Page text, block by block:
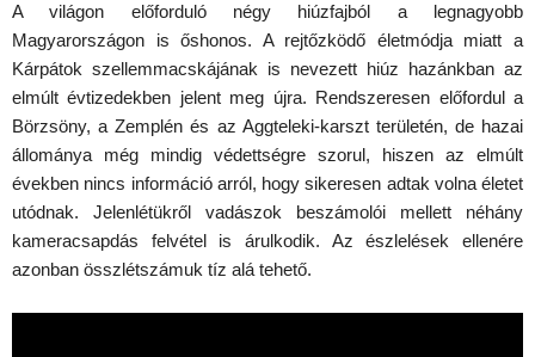
A világon előforduló négy hiúzfajból a legnagyobb
Magyarországon is őshonos. A rejtőzködő életmódja miatt a
Kárpátok szellemmacskájának is nevezett hiúz hazánkban az
elmúlt évtizedekben jelent meg újra. Rendszeresen előfordul a
Börzsöny, a Zemplén és az Aggteleki-karszt területén, de hazai
állománya még mindig védettségre szorul, hiszen az elmúlt
években nincs információ arról, hogy sikeresen adtak volna életet
utódnak. Jelenlétükről vadászok beszámolói mellett néhány
kameracsapdás felvétel is árulkodik. Az észlelések ellenére
azonban összlétszámuk tíz alá tehető.